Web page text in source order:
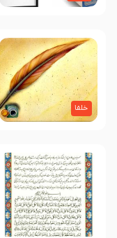
خلفا